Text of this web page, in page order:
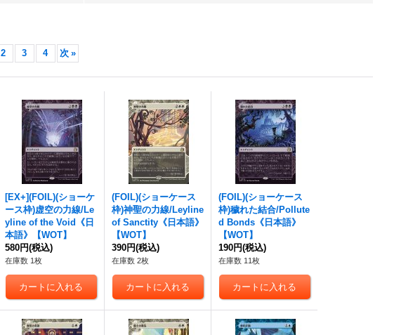
2 3 4 次 »
[EX+](FOIL)(ショーケ
ース枠)虚空の力線/Le
yline of the Void《日
本語》【WOT】
580円(税込)
在庫数 1枚
(FOIL)(ショーケース
枠)神聖の力線/Leyline
of Sanctity《日本語》
【WOT】
390円(税込)
在庫数 2枚
(FOIL)(ショーケース
枠)穢れた結合/Pollute
d Bonds《日本語》
【WOT】
190円(税込)
在庫数 11枚